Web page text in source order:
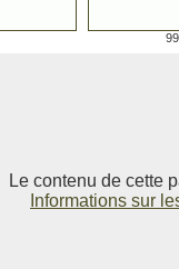
99
Le contenu de cette
Informations sur